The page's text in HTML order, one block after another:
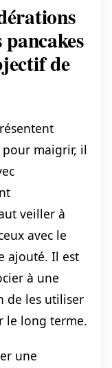
de
maigrir, il
veiller à
avec le
ajouté. Il est
à une
de les utiliser
le long terme.
une